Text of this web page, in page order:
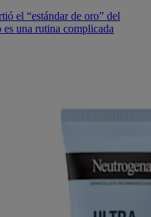
el “estándar de oro” del
una rutina complicada